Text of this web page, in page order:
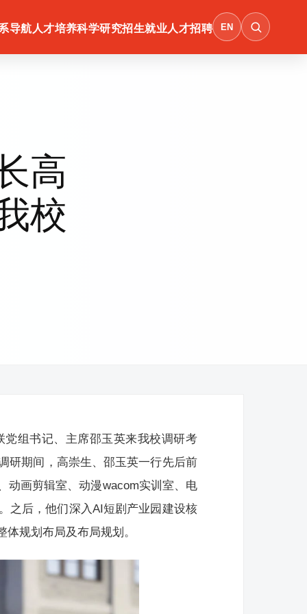
导航 人才培养科学研究招生就业人才招聘 EN
高
校
组书记、主席邵玉英来我校调研考
研期间，高崇生、邵玉英一行先后前
动画剪辑室、动漫wacom实训室、电
之后，他们深入AI短剧产业园建设核
规划布局及布局规划。